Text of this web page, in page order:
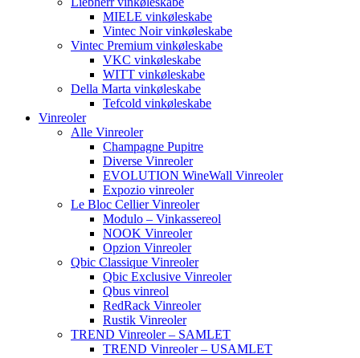
MIELE vinkøleskabe
Vintec Noir vinkøleskabe
Vintec Premium vinkøleskabe
VKC vinkøleskabe
WITT vinkøleskabe
Della Marta vinkøleskabe
Tefcold vinkøleskabe
Vinreoler
Alle Vinreoler
Champagne Pupitre
Diverse Vinreoler
EVOLUTION WineWall Vinreoler
Expozio vinreoler
Le Bloc Cellier Vinreoler
Modulo – Vinkassereol
NOOK Vinreoler
Opzion Vinreoler
Qbic Classique Vinreoler
Qbic Exclusive Vinreoler
Qbus vinreol
RedRack Vinreoler
Rustik Vinreoler
TREND Vinreoler – SAMLET
TREND Vinreoler – USAMLET